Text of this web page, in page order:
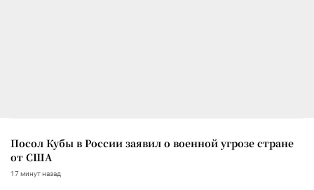
Посол Кубы в России заявил о военной угрозе стране
от США
17 минут назад